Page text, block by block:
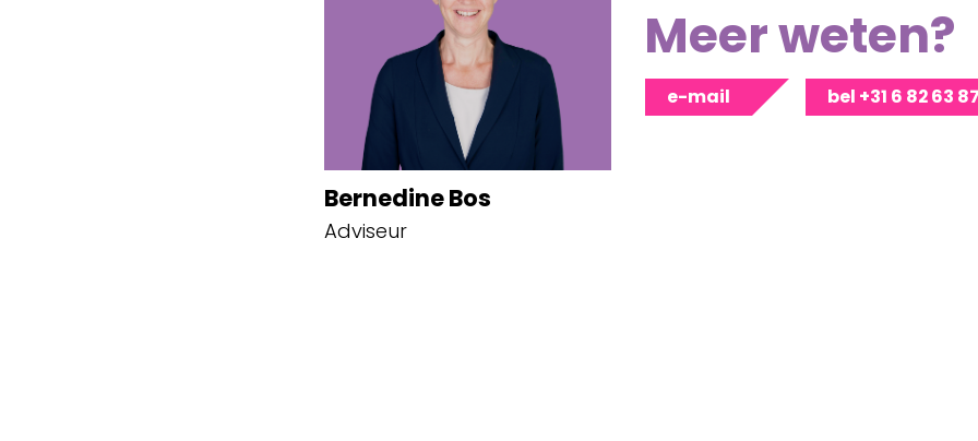
Bernedine Bos
Adviseur
Meer weten?
e-mail bel +31 6 82 63